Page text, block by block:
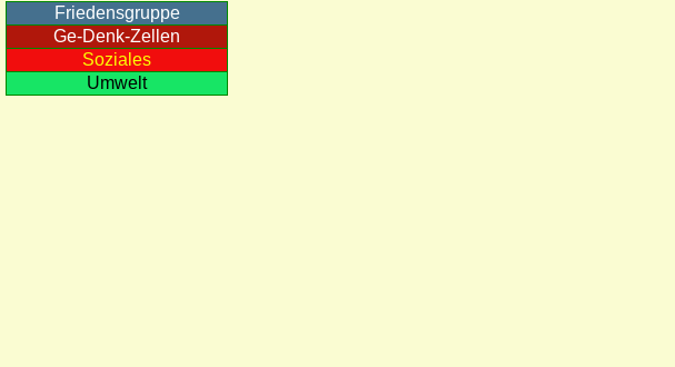
Friedensgruppe
Ge-Denk-Zellen
Soziales
Umwelt